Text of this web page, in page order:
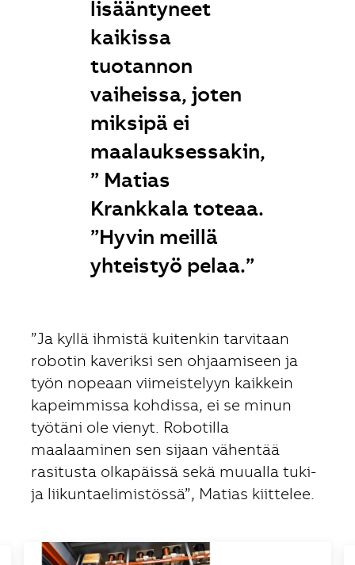
lisääntyneet
kaikissa
tuotannon
vaiheissa, joten
miksipä ei
maalauksessakin,
” Matias
Krankkala toteaa.
”Hyvin meillä
yhteistyö pelaa.”
”Ja kyllä ihmistä kuitenkin tarvitaan
robotin kaveriksi sen ohjaamiseen ja
työn nopeaan viimeistelyyn kaikkein
kapeimmissa kohdissa, ei se minun
työtäni ole vienyt. Robotilla
maalaaminen sen sijaan vähentää
rasitusta olkapäissä sekä muualla tuki-
ja liikuntaelimistössä”, Matias kiittelee.